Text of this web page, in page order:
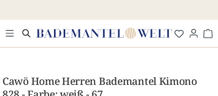
Cawö Home Herren Bademantel Kimono